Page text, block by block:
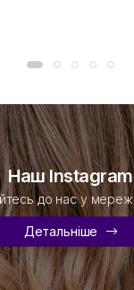
Наш Instagram
до нас у
Детальніше